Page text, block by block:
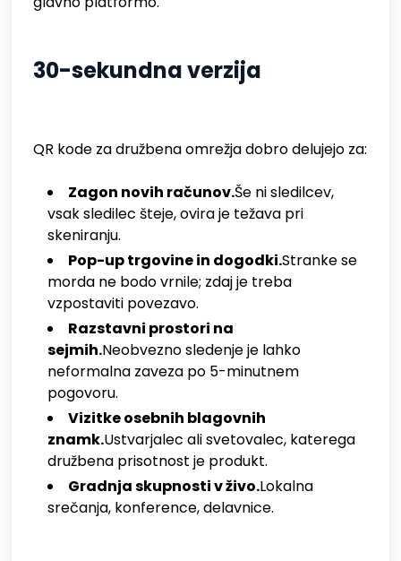
30-sekundna verzija
QR kode za družbena omrežja dobro delujejo za:
Zagon novih računov.Še ni sledilcev,
vsak sledilec šteje, ovira je težava pri
skeniranju.
Pop-up trgovine in dogodki.Stranke se
morda ne bodo vrnile; zdaj je treba
vzpostaviti povezavo.
Razstavni prostori na
sejmih.Neobvezno sledenje je lahko
neformalna zaveza po 5-minutnem
pogovoru.
Vizitke osebnih blagovnih
znamk.Ustvarjalec ali svetovalec, katerega
družbena prisotnost je produkt.
Gradnja skupnosti v živo.Lokalna
srečanja, konference, delavnice.